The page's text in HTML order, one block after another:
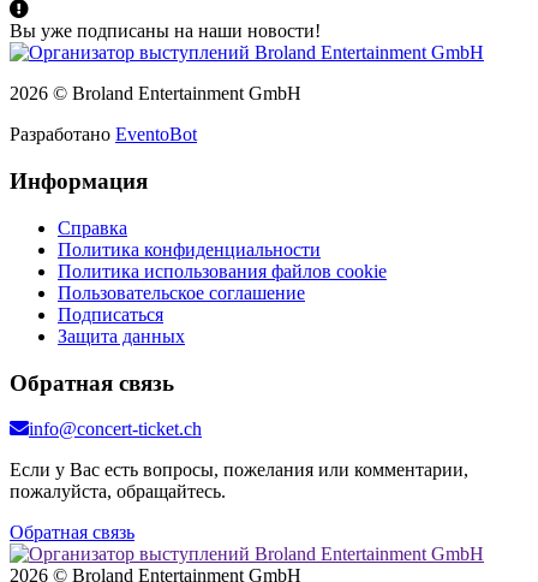
Вы уже подписаны на наши новости!
2026 © Broland Entertainment GmbH
Разработано EventoBot
Информация
Справка
Политика конфиденциальности
Политика использования файлов cookie
Пользовательское соглашение
Подписаться
Защита данных
Обратная связь
info@concert-ticket.ch
Если у Вас есть вопросы, пожелания или комментарии,
пожалуйста, обращайтесь.
Обратная связь
2026 © Broland Entertainment GmbH